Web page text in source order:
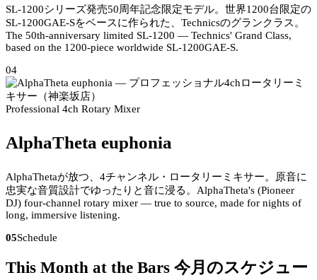
SL-1200シリーズ発売50周年記念限定モデル。世界1200台限定の
SL-1200GAE-Sをベースに作られた、Technicsのグランクラス。
The 50th-anniversary limited SL-1200 — Technics' Grand Class,
based on the 1200-piece worldwide SL-1200GAE-S.
04
Professional 4ch Rotary Mixer
AlphaTheta euphonia
AlphaThetaが放つ、4チャンネル・ロータリーミキサー。原音に
忠実な音質設計でゆったりと音に浸る。 AlphaTheta's (Pioneer
DJ) four-channel rotary mixer — true to source, made for nights of
long, immersive listening.
05Schedule
This Month at the Bars 今月のスケジュー